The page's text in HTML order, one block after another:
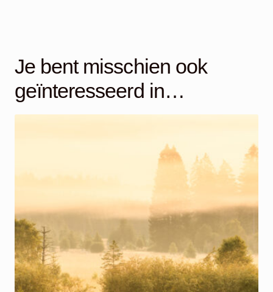
Je bent misschien ook
geïnteresseerd in…